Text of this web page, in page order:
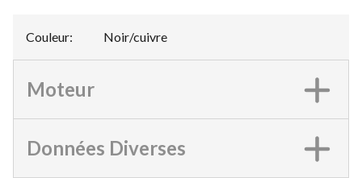
Couleur: Noir/cuivre
Moteur
Données Diverses